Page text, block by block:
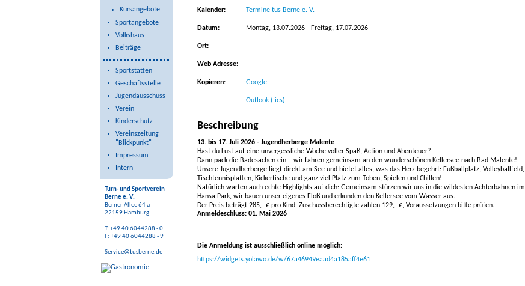
Kursangebote
Sportangebote
Volkshaus
Beiträge
Sportstätten
Geschäftsstelle
Jugendausschuss
Verein
Kinderschutz
Vereinszeitung
"Blickpunkt"
Impressum
Intern
Turn- und Sportverein
Berne e. V.
Berner Allee 64 a
22159 Hamburg
T: +49 40 6044288 - 0
F: +49 40 6044288 - 9
Service@tusberne.de
Kalender: Termine tus Berne e. V.
Datum: Montag, 13.07.2026 - Freitag, 17.07.2026
Ort:
Web Adresse:
Kopieren: Google
Outlook (.ics)
Beschreibung
13. bis 17. Juli 2026 - Jugendherberge Malente
Hast du Lust auf eine unvergessliche Woche voller Spaß, Action und Abenteuer?
Dann pack die Badesachen ein – wir fahren gemeinsam an den wunderschönen Kellersee nach Bad Malente!
Unsere Jugendherberge liegt direkt am See und bietet alles, was das Herz begehrt: Fußballplatz, Volleyballfeld,
Tischtennisplatten, Kickertische und ganz viel Platz zum Toben, Spielen und Chillen!
Natürlich warten auch echte Highlights auf dich: Gemeinsam stürzen wir uns in die wildesten Achterbahnen im
Hansa Park, wir bauen unser eigenes Floß und erkunden den Kellersee vom Wasser aus.
Der Preis beträgt 285,- € pro Kind. Zuschussberechtigte zah len 129,- €, Voraussetzungen bitte prüfen.
Anmeldeschluss: 01. Mai 2026
Die Anmeldung ist ausschließlich online möglich:
https://widgets.yolawo.de/w/67a46949eaad4a185aff4e61